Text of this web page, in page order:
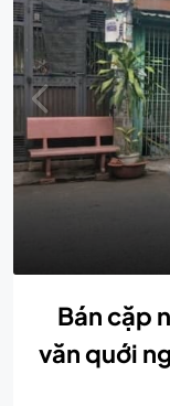
Bán cặp
văn quới